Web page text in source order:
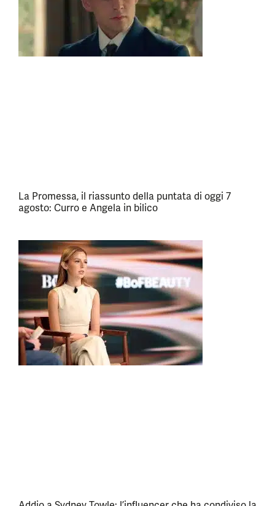
La Promessa, il riassunto della puntata di oggi 7
agosto: Curro e Angela in bilico